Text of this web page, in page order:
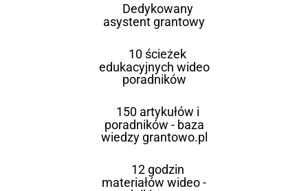
Dedykowany
asystent grantowy
10 ścieżek
edukacyjnych wideo
poradników
150 artykułów i
poradników - baza
wiedzy grantowo.pl
12 godzin
materiałów wideo -